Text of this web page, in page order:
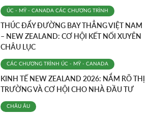
ÚC - MỸ - CANADA CÁC CHƯƠNG TRÌNH
THÚC ĐẨY ĐƯỜNG BAY THẲNG VIỆT NAM
– NEW ZEALAND: CƠ HỘI KẾT NỐI XUYÊN
CHÂU LỤC
CÁC CHƯƠNG TRÌNH ÚC - MỸ - CANADA
KINH TẾ NEW ZEALAND 2026: NẮM RÕ THỊ
TRƯỜNG VÀ CƠ HỘI CHO NHÀ ĐẦU TƯ
CHÂU ÂU